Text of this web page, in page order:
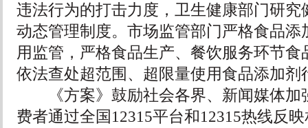
违法行为的打击力度，卫生健康部门研究
动态管理制度。市场监管部门严格食品添
用监管，严格食品生产、餐饮服务环节食
依法查处超范围、超限量使用食品添加剂
《方案》鼓励社会各界、新闻媒体加
费者通过全国12315平台和12315热线反